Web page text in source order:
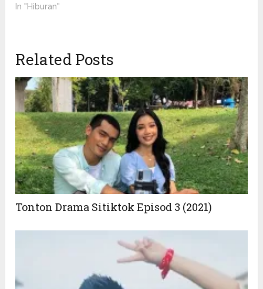
In "Hiburan"
Related Posts
Tonton Drama Sitiktok Episod 3 (2021)